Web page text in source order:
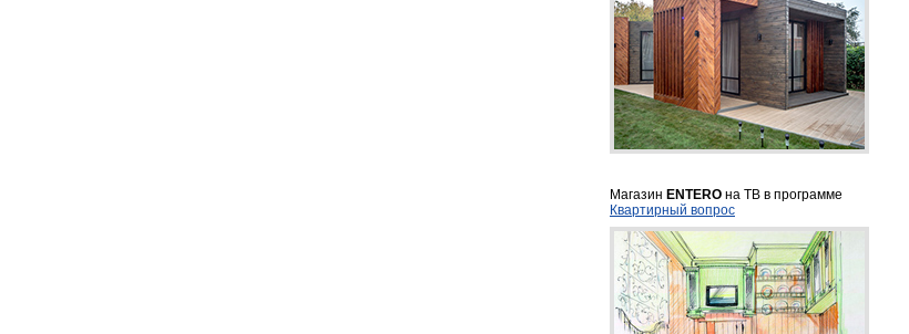
Магазин ENTERO на ТВ в программе
Квартирный вопрос